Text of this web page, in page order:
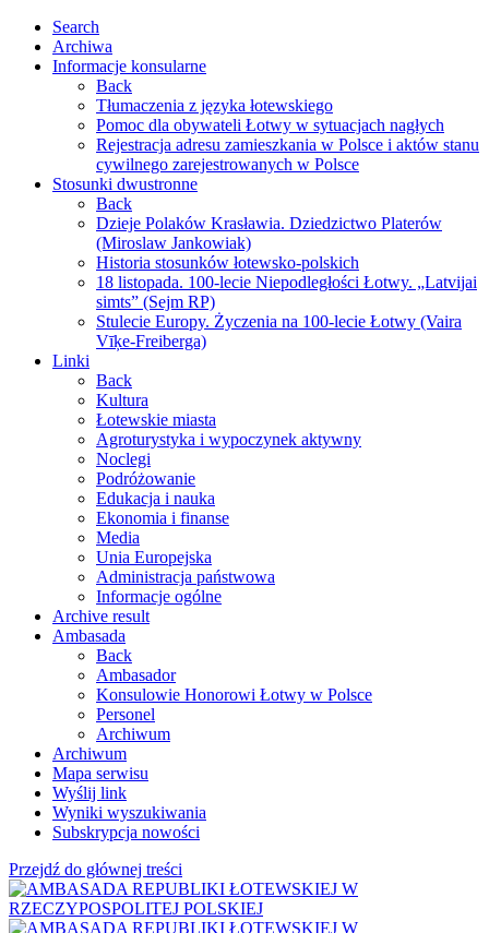
Search
Archiwa
Informacje konsularne
Back
Tłumaczenia z języka łotewskiego
Pomoc dla obywateli Łotwy w sytuacjach nagłych
Rejestracja adresu zamieszkania w Polsce i aktów stanu
cywilnego zarejestrowanych w Polsce
Stosunki dwustronne
Back
Dzieje Polaków Krasławia. Dziedzictwo Platerów
(Miroslaw Jankowiak)
Historia stosunków łotewsko-polskich
18 listopada. 100-lecie Niepodległości Łotwy. „Latvijai
simts” (Sejm RP)
Stulecie Europy. Życzenia na 100-lecie Łotwy (Vaira
Vīķe-Freiberga)
Linki
Back
Kultura
Łotewskie miasta
Agroturystyka i wypoczynek aktywny
Noclegi
Podróżowanie
Edukacja i nauka
Ekonomia i finanse
Media
Unia Europejska
Administracja państwowa
Informacje ogólne
Archive result
Ambasada
Back
Ambasador
Konsulowie Honorowi Łotwy w Polsce
Personel
Archiwum
Archiwum
Mapa serwisu
Wyślij link
Wyniki wyszukiwania
Subskrypcja nowości
Przejdź do głównej treści